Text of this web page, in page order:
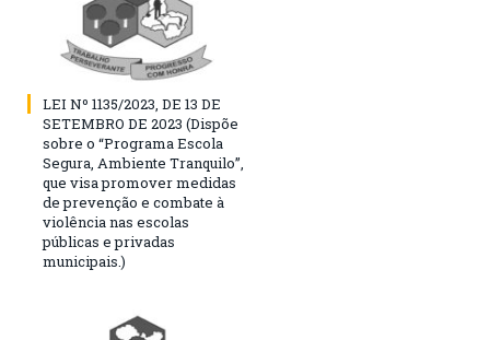
LEI Nº 1135/2023, DE 13 DE
SETEMBRO DE 2023 (Dispõe
sobre o “Programa Escola
Segura, Ambiente Tranquilo”,
que visa promover medidas
de prevenção e combate à
violência nas escolas
públicas e privadas
municipais.)